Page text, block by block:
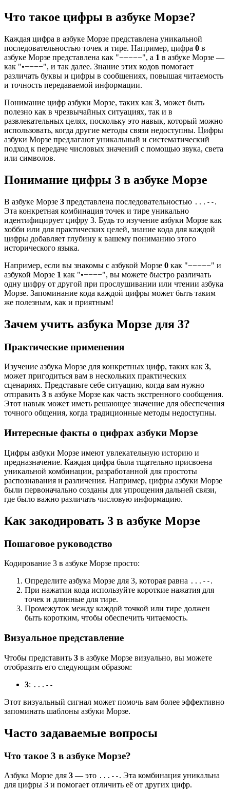
Что такое цифры в азбуке Морзе?
Каждая цифра в азбуке Морзе представлена уникальной
последовательностью точек и тире. Например, цифра 0 в
азбуке Морзе представлена как "−−−−−", а 1 в азбуке Морзе —
как "•−−−−", и так далее. Знание этих кодов помогает
различать буквы и цифры в сообщениях, повышая читаемость
и точность передаваемой информации.
Понимание цифр азбуки Морзе, таких как 3, может быть
полезно как в чрезвычайных ситуациях, так и в
развлекательных целях, поскольку это навык, который можно
использовать, когда другие методы связи недоступны. Цифры
азбуки Морзе предлагают уникальный и систематический
подход к передаче числовых значений с помощью звука, света
или символов.
Понимание цифры 3 в азбуке Морзе
В азбуке Морзе 3 представлена последовательностью ...-- .
Эта конкретная комбинация точек и тире уникально
идентифицирует цифру 3. Будь то изучение азбуки Морзе как
хобби или для практических целей, знание кода для каждой
цифры добавляет глубину к вашему пониманию этого
исторического языка.
Например, если вы знакомы с азбукой Морзе 0 как "−−−−−" и
азбукой Морзе 1 как "•−−−−", вы можете быстро различать
одну цифру от другой при прослушивании или чтении азбука
Морзе. Запоминание кода каждой цифры может быть таким
же полезным, как и приятным!
Зачем учить азбука Морзе для 3?
Практические применения
Изучение азбука Морзе для конкретных цифр, таких как 3,
может пригодиться вам в нескольких практических
сценариях. Представьте себе ситуацию, когда вам нужно
отправить 3 в азбуке Морзе как часть экстренного сообщения.
Этот навык может иметь решающее значение для обеспечения
точного общения, когда традиционные методы недоступны.
Интересные факты о цифрах азбуки Морзе
Цифры азбуки Морзе имеют увлекательную историю и
предназначение. Каждая цифра была тщательно присвоена
уникальной комбинации, разработанной для простоты
распознавания и различения. Например, цифры азбуки Морзе
были первоначально созданы для упрощения дальней связи,
где было важно различать числовую информацию.
Как закодировать 3 в азбуке Морзе
Пошаговое руководство
Кодирование 3 в азбуке Морзе просто:
Определите азбука Морзе для 3, которая равна ...-- .
При нажатии кода используйте короткие нажатия для
точек и длинные для тире.
Промежуток между каждой точкой или тире должен
быть коротким, чтобы обеспечить читаемость.
Визуальное представление
Чтобы представить 3 в азбуке Морзе визуально, вы можете
отобразить его следующим образом:
3: ...--
Этот визуальный сигнал может помочь вам более эффективно
запоминать шаблоны азбуки Морзе.
Часто задаваемые вопросы
Что такое 3 в азбуке Морзе?
Азбука Морзе для 3 — это ...-- . Эта комбинация уникальна
для цифры 3 и помогает отличить её от других цифр.